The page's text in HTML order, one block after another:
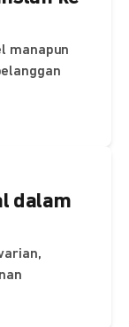
manapun
dalam